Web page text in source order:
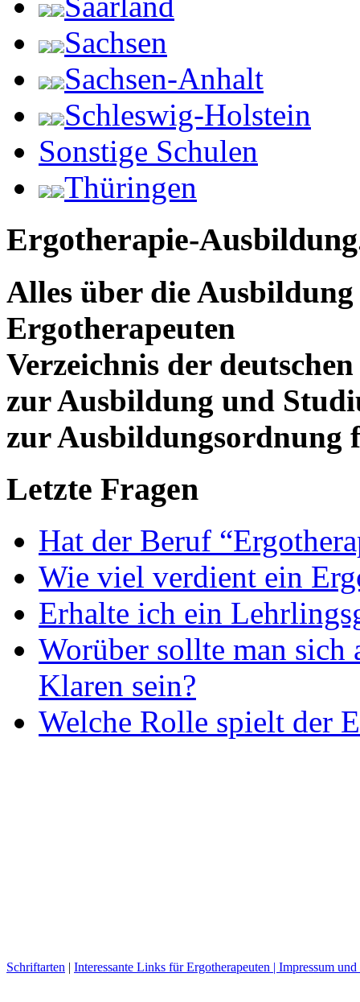
Sachsen
Sachsen-Anhalt
Schleswig-Holstein
Sonstige Schulen
Thüringen
Ergotherapie-
Alles über die
Ergotherapeuten
Verzeichnis der
zur Ausbildung und
zur Ausbildungsordnung
Letzte Fragen
Hat der Beruf
Wie viel verdient ein
Erhalte ich ein
Worüber sollte man sich
Klaren sein?
Welche Rolle spielt der
Schriftarten | Interessante Links für Ergotherapeuten | Impressum